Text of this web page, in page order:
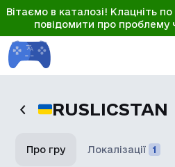
Вітаємо в каталозі! Клацніть
повідомити про проблему
RUSLICSTAN
Про гру Локалізації 1